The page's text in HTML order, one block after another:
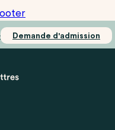
Demande d'admission